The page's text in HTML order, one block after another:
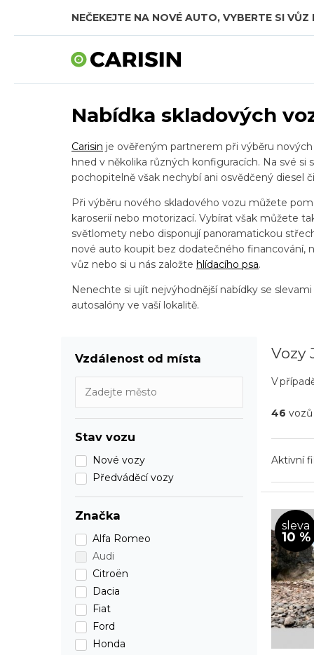
NEČEKEJTE NA NOVÉ AUTO, VYBERTE SI VŮZ
Nabídka skladových
Carisin je ověřeným partnerem při výběru
hned v několika různých konfiguracích. Na své
pochopitelně však nechybí ani osvědčený diesel
Při výběru nového skladového vozu můžete
karoserií nebo motorizací. Vybírat však můžete
světlomety nebo disponují panoramatickou
nové auto koupit bez dodatečného financování,
vůz nebo si u nás založte hlídacího psa.
Nenechte si ujít nejvýhodnější nabídky se
autosalóny ve vaší lokalitě.
Vzdálenost od místa
Stav vozu
Nové vozy
Předváděcí vozy
Značka
Alfa Romeo
Audi
Citroën
Dacia
Fiat
Ford
Honda
Vozy
V
46 vozů
Aktivní
sleva
10 %